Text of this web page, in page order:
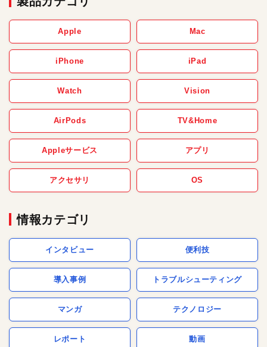
Apple Mac
iPhone iPad
Watch Vision
AirPods TV&Home
Appleサービス アプリ
アクセサリ OS
情報カテゴリ
インタビュー 便利技
導入事例 トラブルシューティング
マンガ テクノロジー
レポート 動画